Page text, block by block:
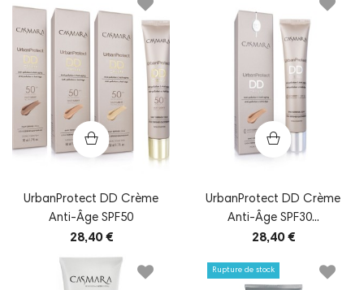
UrbanProtect DD Crème
Anti-Âge SPF50
28,40 €
UrbanProtect DD Crème
Anti-Âge SPF30...
28,40 €
Rupture de stock